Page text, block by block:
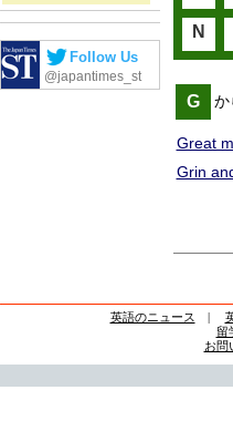
Follow Us
@japantimes_st
N
G か
Great
Grin
英語のニュース |
留
お問